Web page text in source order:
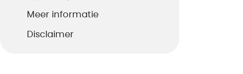
Meer informatie
Disclaimer